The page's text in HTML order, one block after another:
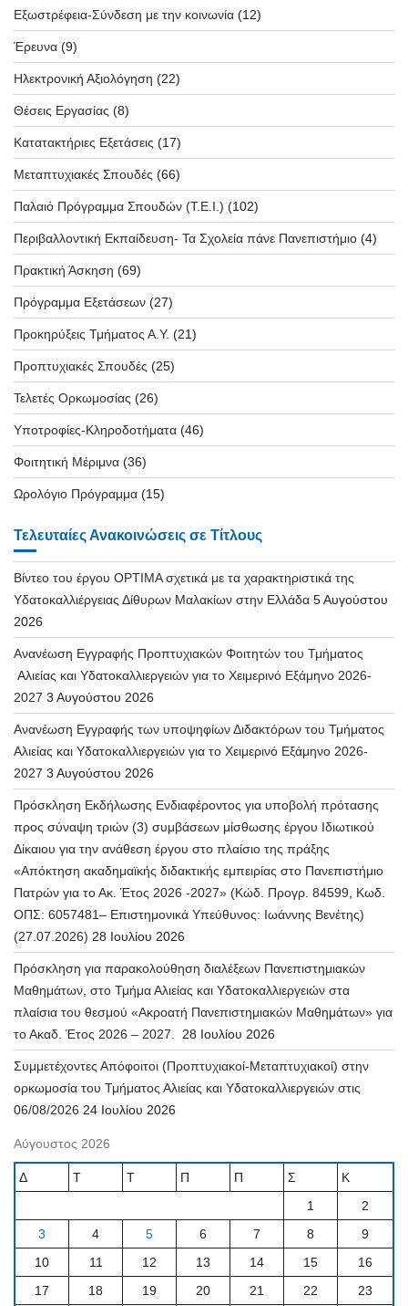
Εξωστρέφεια-Σύνδεση με την κοινωνία (12)
Έρευνα (9)
Ηλεκτρονική Αξιολόγηση (22)
Θέσεις Εργασίας (8)
Κατατακτήριες Εξετάσεις (17)
Μεταπτυχιακές Σπουδές (66)
Παλαιό Πρόγραμμα Σπουδών (T.E.I.) (102)
Περιβαλλοντική Εκπαίδευση- Τα Σχολεία πάνε Πανεπιστήμιο (4)
Πρακτική Άσκηση (69)
Πρόγραμμα Εξετάσεων (27)
Προκηρύξεις Τμήματος Α.Υ. (21)
Προπτυχιακές Σπουδές (25)
Τελετές Ορκωμοσίας (26)
Υποτροφίες-Κληροδοτήματα (46)
Φοιτητική Μέριμνα (36)
Ωρολόγιο Πρόγραμμα (15)
Τελευταίες Ανακοινώσεις σε Τίτλους
Βίντεο του έργου OPTIMA σχετικά με τα χαρακτηριστικά της
Υδατοκαλλιέργειας Δίθυρων Μαλακίων στην Ελλάδα 5 Αυγούστου
2026
Ανανέωση Εγγραφής Προπτυχιακών Φοιτητών του Τμήματος
Αλιείας και Υδατοκαλλιεργειών για το Χειμερινό Εξάμηνο 2026-
2027 3 Αυγούστου 2026
Ανανέωση Εγγραφής των υποψηφίων Διδακτόρων του Τμήματος
Αλιείας και Υδατοκαλλιεργειών για το Χειμερινό Εξάμηνο 2026-
2027 3 Αυγούστου 2026
Πρόσκληση Εκδήλωσης Ενδιαφέροντος για υποβολή πρότασης
προς σύναψη τριών (3) συμβάσεων μίσθωσης έργου Ιδιωτικού
Δίκαιου για την ανάθεση έργου στο πλαίσιο της πράξης
«Απόκτηση ακαδημαϊκής διδακτικής εμπειρίας στο Πανεπιστήμιο
Πατρών για το Ακ. Έτος 2026 -2027» (Κώδ. Προγρ. 84599, Κωδ.
ΟΠΣ: 6057481– Επιστημονικά Υπεύθυνος: Ιωάννης Βενέτης)
(27.07.2026) 28 Ιουλίου 2026
Πρόσκληση για παρακολούθηση διαλέξεων Πανεπιστημιακών
Μαθημάτων, στο Τμήμα Αλιείας και Υδατοκαλλιεργειών στα
πλαίσια του θεσμού «Ακροατή Πανεπιστημιακών Μαθημάτων» για
το Ακαδ. Έτος 2026 – 2027.
28 Ιουλίου 2026
Συμμετέχοντες Απόφοιτοι (Προπτυχιακοί-Μεταπτυχιακοί) στην
ορκωμοσία του Τμήματος Αλιείας και Υδατοκαλλιεργειών στις
06/08/2026 24 Ιουλίου 2026
Αύγουστος 2026
Δ Τ Τ Π Π Σ
Κ
1
2
3
4 5 6 7 8
9
10
11 12 13 14 15
16
17
18 19 20 21 22
23